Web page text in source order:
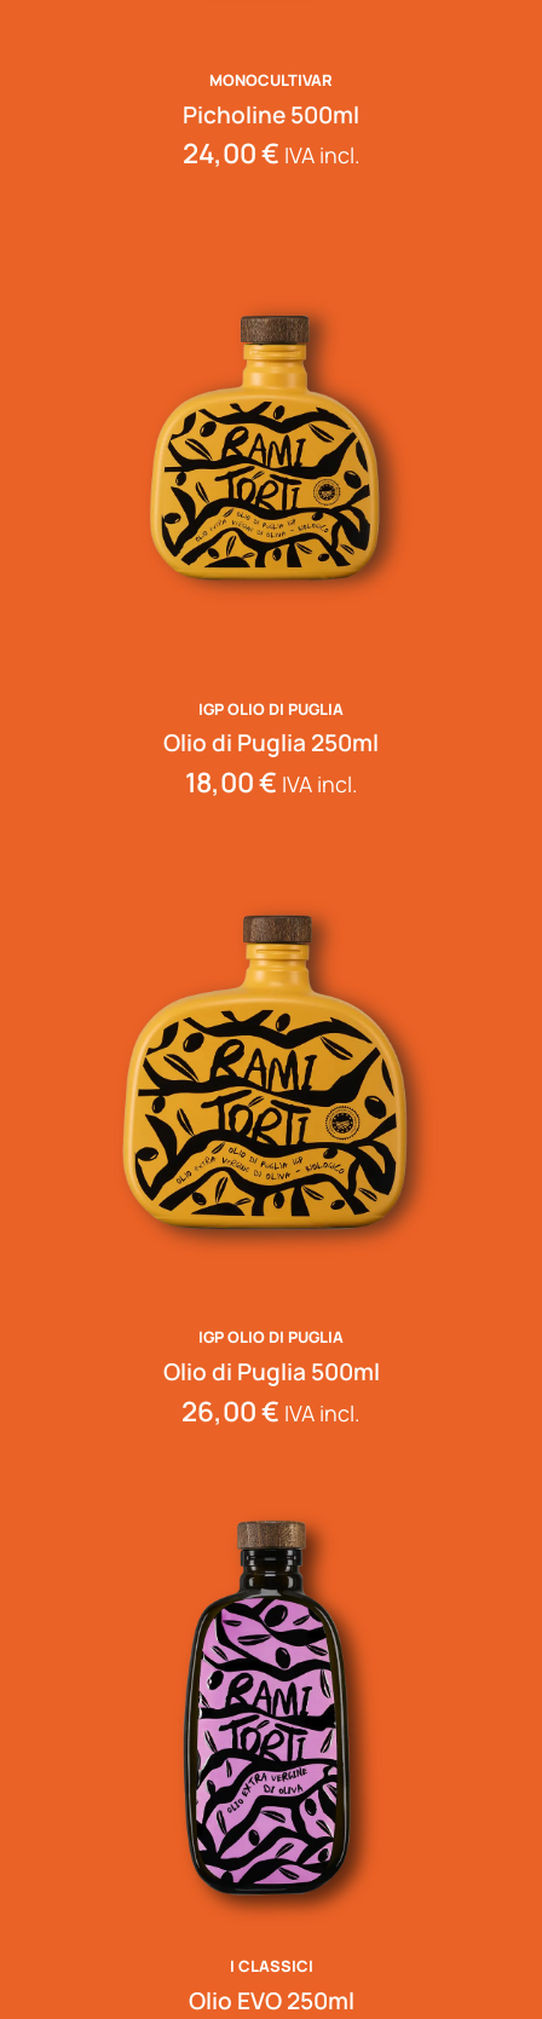
MONOCULTIVAR
Picholine 500ml
24,00€ IVA incl.
IGP OLIO DI PUGLIA
Olio di Puglia 250ml
18,00€ IVA incl.
IGP OLIO DI PUGLIA
Olio di Puglia 500ml
26,00€ IVA incl.
I CLASSICI
Olio EVO 250ml